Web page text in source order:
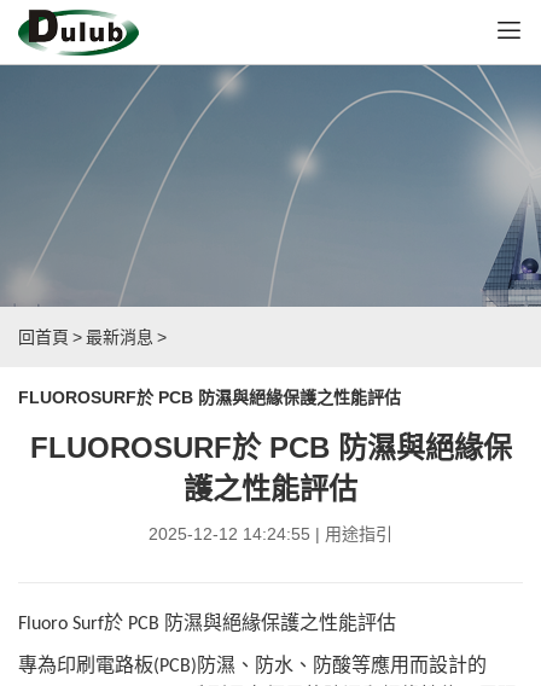
回首頁 >最新消息 >
FLUOROSURF於 PCB 防濕與絕緣保護之性能評估
FLUOROSURF於 PCB 防濕與絕緣保
護之性能評估
2025-12-12 14:24:55 | 用途指引
Fluoro Surf於 PCB 防濕與絕緣保護之性能評估
專為印刷電路板(PCB)防濕、防水、防酸等應用而設計的